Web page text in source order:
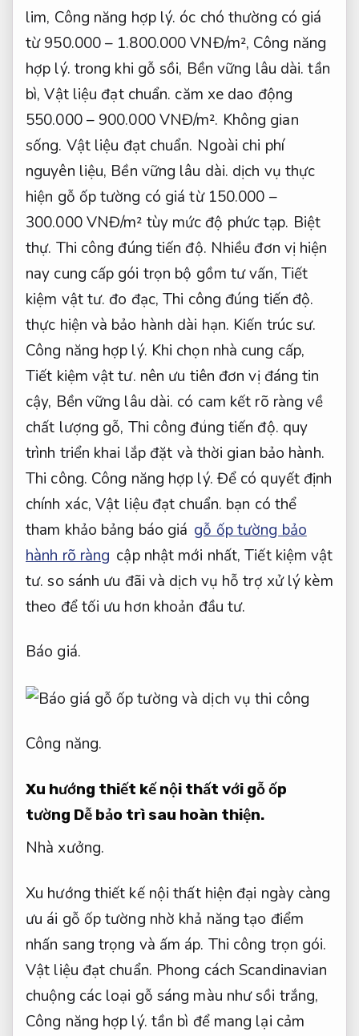
lim, Công năng hợp lý. óc chó thường có giá
từ 950.000 – 1.800.000 VNĐ/m², Công năng
hợp lý. trong khi gỗ sồi, Bền vững lâu dài. tần
bì,Vật liệu đạt chuẩn. căm xe dao động
550.000 – 900.000 VNĐ/m². Không gian
sống. Vật liệu đạt chuẩn. Ngoài chi phí
nguyên liệu, Bền vững lâu dài. dịch vụ thực
hiện gỗ ốp tường có giá từ 150.000 –
300.000 VNĐ/m² tùy mức độ phức tạp. Biệt
thự. Thi công đúng tiến độ. Nhiều đơn vị hiện
nay cung cấp gói trọn bộ gồm tư vấn, Tiết
kiệm vật tư. đo đạc,Thi công đúng tiến độ.
thực hiện và bảo hành dài hạn. Kiến trúc sư.
Công năng hợp lý. Khi chọn nhà cung cấp,
Tiết kiệm vật tư. nên ưu tiên đơn vị đáng tin
cậy, Bền vững lâu dài. có cam kết rõ ràng về
chất lượng gỗ, Thi công đúng tiến độ. quy
trình triển khai lắp đặt và thời gian bảo hành.
Thi công. Công năng hợp lý. Để có quyết định
chính xác,Vật liệu đạt chuẩn. bạn có thể
tham khảo bảng báo giá gỗ ốp tường bảo
hành rõ ràng cập nhật mới nhất,Tiết kiệm vật
tư. so sánh ưu đãi và dịch vụ hỗ trợ xử lý kèm
theo để tối ưu hơn khoản đầu tư.
Báo giá.
Công năng.
Xu hướng thiết kế nội thất với gỗ ốp
tường Dễ bảo trì sau hoàn thiện.
Nhà xưởng.
Xu hướng thiết kế nội thất hiện đại ngày càng
ưu ái gỗ ốp tường nhờ khả năng tạo điểm
nhấn sang trọng và ấm áp. Thi công trọn gói.
Vật liệu đạt chuẩn. Phong cách Scandinavian
chuộng các loại gỗ sáng màu như sồi trắng,
Công năng hợp lý. tần bì để mang lại cảm